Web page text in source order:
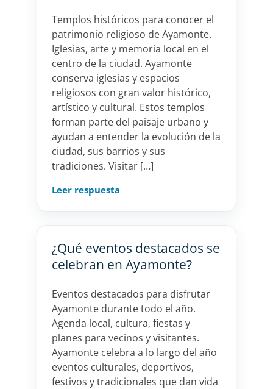
Templos históricos para conocer el
patrimonio religioso de Ayamonte.
Iglesias, arte y memoria local en el
centro de la ciudad. Ayamonte
conserva iglesias y espacios
religiosos con gran valor histórico,
artístico y cultural. Estos templos
forman parte del paisaje urbano y
ayudan a entender la evolución de la
ciudad, sus barrios y sus
tradiciones. Visitar […]
Leer respuesta
¿Qué eventos destacados se
celebran en Ayamonte?
Eventos destacados para disfrutar
Ayamonte durante todo el año.
Agenda local, cultura, fiestas y
planes para vecinos y visitantes.
Ayamonte celebra a lo largo del año
eventos culturales, deportivos,
festivos y tradicionales que dan vida